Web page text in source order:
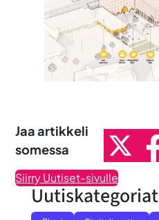
Jaa artikkeli
somessa
Siirry Uutiset-sivulle
Uutiskategoriat